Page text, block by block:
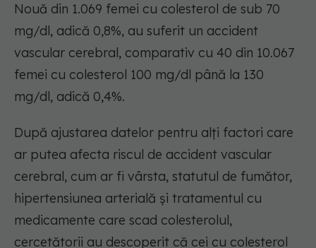
Nouă din 1.069 femei cu colesterol de sub 70
mg/dl, adică 0,8%, au suferit un accident
vascular cerebral, comparativ cu 40 din 10.067
femei cu colesterol 100 mg/dl până la 130
mg/dl, adică 0,4%.
După ajustarea datelor pentru alți factori care
ar putea afecta riscul de accident vascular
cerebral, cum ar fi vârsta, statutul de fumător,
hipertensiunea arterială și tratamentul cu
medicamente care scad colesterolul,
cercetătorii au descoperit că cei cu colesterol